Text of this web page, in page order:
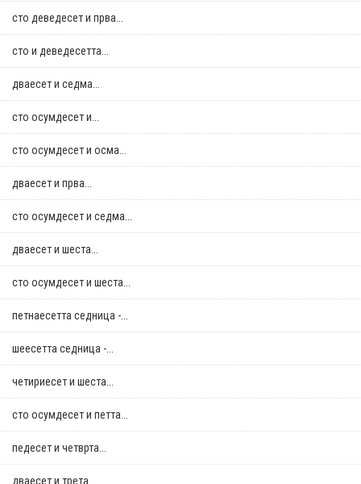
сто деведесет и прва...
сто и деведесетта...
дваесет и седма...
сто осумдесет и...
сто осумдесет и осма...
дваесет и прва...
сто осумдесет и седма...
дваесет и шеста...
сто осумдесет и шеста...
петнаесетта седница -...
шеесетта седница -...
четириесет и шеста...
сто осумдесет и петта...
педесет и четврта...
дваесет и трета...